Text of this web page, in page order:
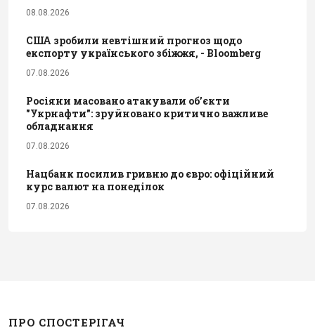
08.08.2026
США зробили невтішний прогноз щодо
експорту українського збіжжя, - Bloomberg
07.08.2026
Росіяни масовано атакували обʼєкти
"Укрнафти": зруйновано критично важливе
обладнання
07.08.2026
Нацбанк посилив гривню до євро: офіційний
курс валют на понеділок
07.08.2026
ПРО СПОСТЕРІГАЧ